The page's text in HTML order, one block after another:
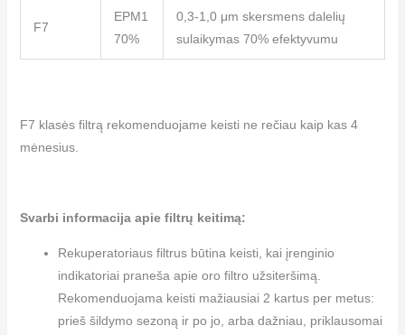
F7
EPM1
70%
0,3-1,0 μm skersmens dalelių
sulaikymas 70% efektyvumu
F7 klasės filtrą rekomenduojame keisti ne rečiau kaip kas 4
mėnesius.
Svarbi informacija apie filtrų keitimą:
Rekuperatoriaus filtrus būtina keisti, kai įrenginio
indikatoriai praneša apie oro filtro užsiteršimą.
Rekomenduojama keisti mažiausiai 2 kartus per metus:
prieš šildymo sezoną ir po jo, arba dažniau, priklausomai